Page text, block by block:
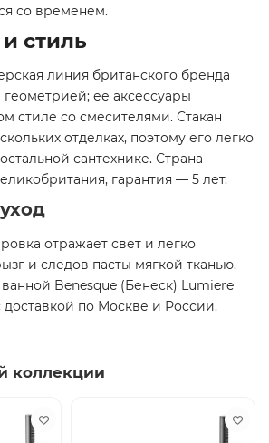
со временем.
стиль
линия британского бренда
геометрией; её аксессуары
стиле со смесителями. Стакан
отделках, поэтому его легко
сантехнике. Страна
гарантия — 5 лет.
отражает свет и легко
и следов пасты мягкой тканью.
ванной Benesque (Бенеск) Lumiere
по Москве и России.
коллекции